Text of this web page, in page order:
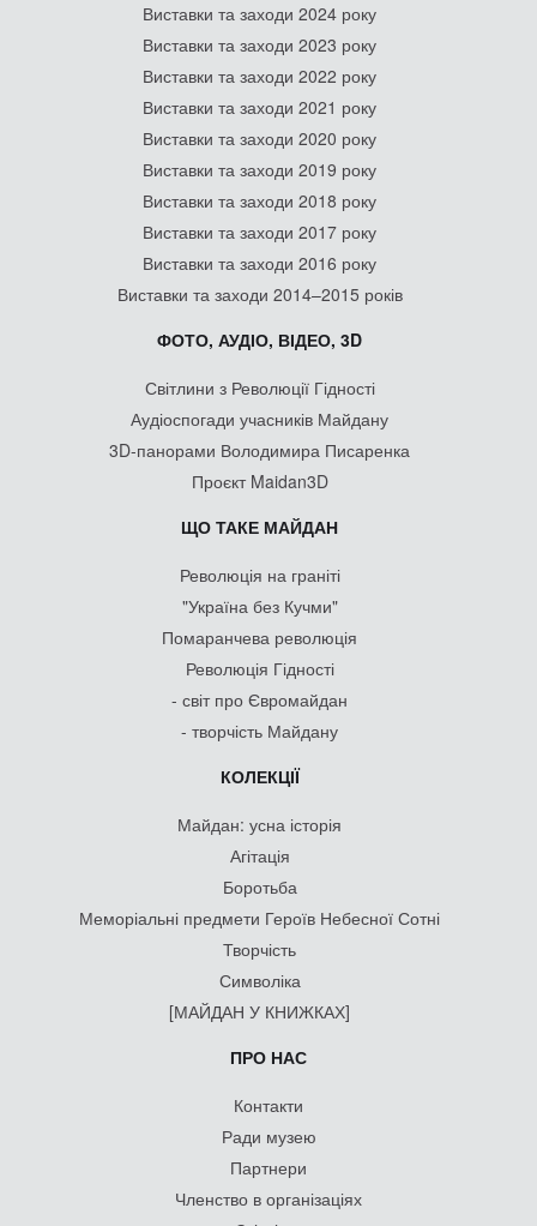
Виставки та заходи 2024 року
Виставки та заходи 2023 року
Виставки та заходи 2022 року
Виставки та заходи 2021 року
Виставки та заходи 2020 року
Виставки та заходи 2019 року
Виставки та заходи 2018 року
Виставки та заходи 2017 року
Виставки та заходи 2016 року
Виставки та заходи 2014–2015 років
ФОТО, АУДІО, ВІДЕО, 3D
Світлини з Революції Гідності
Аудіоспогади учасників Майдану
3D-панорами Володимира Писаренка
Проєкт Maidan3D
ЩО ТАКЕ МАЙДАН
Революція на граніті
"Україна без Кучми"
Помаранчева революція
Революція Гідності
- світ про Євромайдан
- творчість Майдану
КОЛЕКЦІЇ
Майдан: усна історія
Агітація
Боротьба
Меморіальні предмети Героїв Небесної Сотні
Творчість
Символіка
[МАЙДАН У КНИЖКАХ]
ПРО НАС
Контакти
Ради музею
Партнери
Членство в організаціях